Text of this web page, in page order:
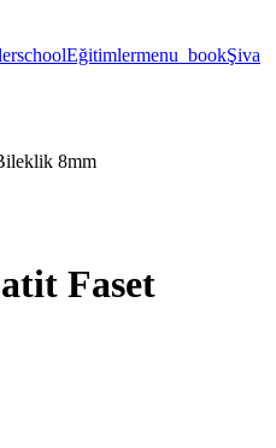
schoolEğitimlermenu_bookŞiva
8mm
Faset